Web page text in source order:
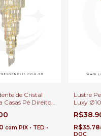
de Cristal
Casas Pé Direito
com PIX • TED •
Lustre
Luxy
Casas
DOC